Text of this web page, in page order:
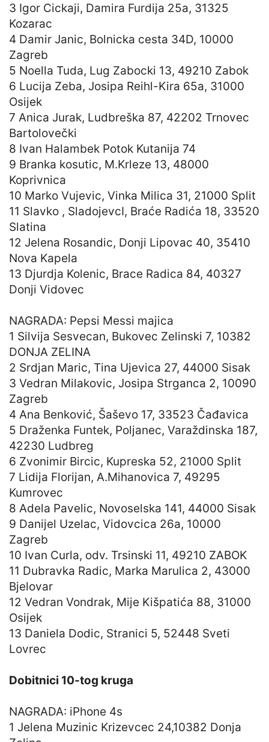
3 Igor Cickaji, Damira Furdija 25a, 31325
Kozarac
4 Damir Janic, Bolnicka cesta 34D, 10000
Zagreb
5 Noella Tuda, Lug Zabocki 13, 49210 Zabok
6 Lucija Zeba, Josipa Reihl-Kira 65a, 31000
Osijek
7 Anica Jurak, Ludbreška 87, 42202 Trnovec
Bartolovečki
8 Ivan Halambek Potok Kutanija 74
9 Branka kosutic, M.Krleze 13, 48000
Koprivnica
10 Marko Vujevic, Vinka Milica 31, 21000 Split
11 Slavko , SladojevcI, Braće Radića 18, 33520
Slatina
12 Jelena Rosandic, Donji Lipovac 40, 35410
Nova Kapela
13 Djurdja Kolenic, Brace Radica 84, 40327
Donji Vidovec
NAGRADA: Pepsi Messi majica
1 Silvija Sesvecan, Bukovec Zelinski 7, 10382
DONJA ZELINA
2 Srdjan Maric, Tina Ujevica 27, 44000 Sisak
3 Vedran Milakovic, Josipa Strganca 2, 10090
Zagreb
4 Ana Benković, Šaševo 17, 33523 Čađavica
5 Draženka Funtek, Poljanec, Varaždinska 187,
42230 Ludbreg
6 Zvonimir Bircic, Kupreska 52, 21000 Split
7 Lidija Florijan, A.Mihanovica 7, 49295
Kumrovec
8 Adela Pavelic, Novoselska 141, 44000 Sisak
9 Danijel Uzelac, Vidovcica 26a, 10000
Zagreb
10 Ivan Curla, odv. Trsinski 11, 49210 ZABOK
11 Dubravka Radic, Marka Marulica 2, 43000
Bjelovar
12 Vedran Vondrak, Mije Kišpatića 88, 31000
Osijek
13 Daniela Dodic, Stranici 5, 52448 Sveti
Lovrec
Dobitnici 10-tog kruga
NAGRADA: iPhone 4s
1 Jelena Muzinic Krizevcec 24,10382 Donja